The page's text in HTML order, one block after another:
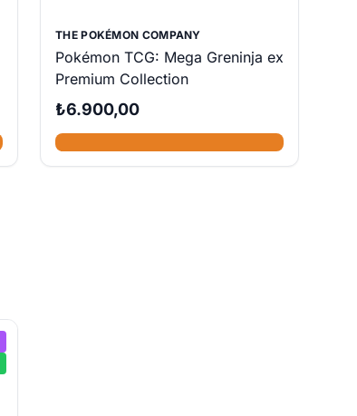
THE POKÉMON COMPANY
Pokémon TCG: Mega Greninja ex
Premium Collection
₺6.900,00